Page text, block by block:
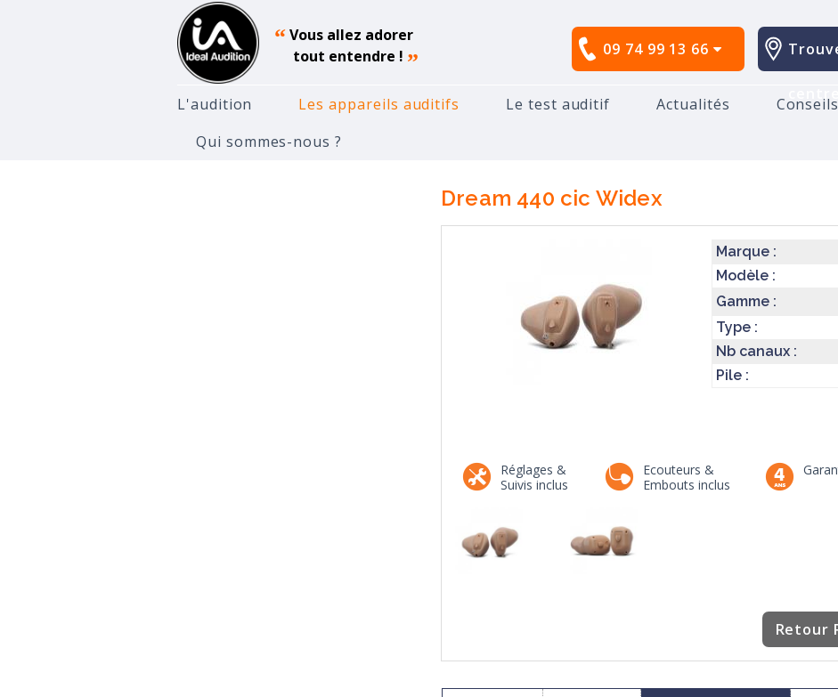
09 74 99 13 66
“Vous allez adorer
tout entendre ! ”
L'audition Les appareils auditifs Le test auditif Actualités
Conseils
Qui sommes-nous ?
Accueil Appareils Auditifs
Dream 440 cic Widex
Marque :
Modèle :
Gamme :
Type :
Nb canaux :
Pile :
Réglages &
Suivis inclus
Ecouteurs &
Embouts inclus
Retour